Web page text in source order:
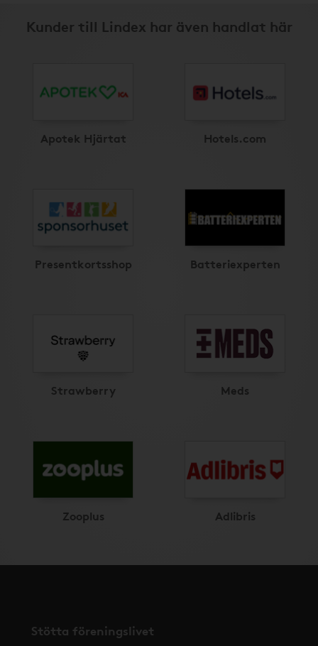
Kunder till Lindex har även handlat här
Apotek Hjärtat Hotels.com
Presentkortsshop Batteriexperten
Strawberry Meds
Zooplus Adlibris
Stötta föreningslivet